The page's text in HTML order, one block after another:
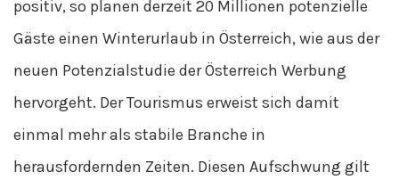
positiv, so planen derzeit 20 Millionen potenzielle
Gäste einen Winterurlaub in Österreich, wie aus der
neuen Potenzialstudie der Österreich Werbung
hervorgeht. Der Tourismus erweist sich damit
einmal mehr als stabile Branche in
herausfordernden Zeiten. Diesen Aufschwung gilt